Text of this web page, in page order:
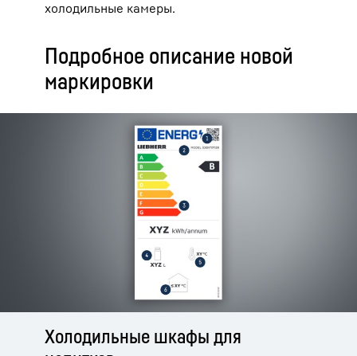
холодильные камеры.
Подробное описание новой
маркировки
Холодильные шкафы для
Морозильные лари для
Холодильные лари
Холодильная и морозильная
Устройства для хранения